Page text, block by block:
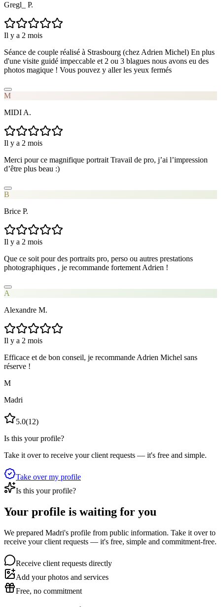
Gregl_ P.
Il y a 2 mois
Séance de couple réalisé à Strasbourg (chez Adrien Michel) En plus
d'une visite guidé impeccable et 2 ou 3 blagues nous avons eu des
photos magique ! Vous pouvez y aller les yeux fermés
M
MIDI A.
Il y a 2 mois
Merci pour ce magnifique portrait Travail de pro, j’ai l’impression
d’être plus beau :)
B
Brice P.
Il y a 2 mois
Que ce soit pour des portraits pro, perso ou autres prestations
photographiques , je recommande fortement Adrien !
A
Alexandre M.
Il y a 2 mois
Efficace et de bon conseil, je recommande Adrien Michel sans
réserve !
M
Madri
5.0(12)
Is this your profile?
Take it over to receive your client requests — it's free and simple.
Take over my profile
Is this your profile?
Your profile is waiting for you
We prepared Madri's profile from public information. Take it over to
receive your client requests — it's free, simple and commitment-free.
Receive client requests directly
Add your photos and services
Free, no commitment